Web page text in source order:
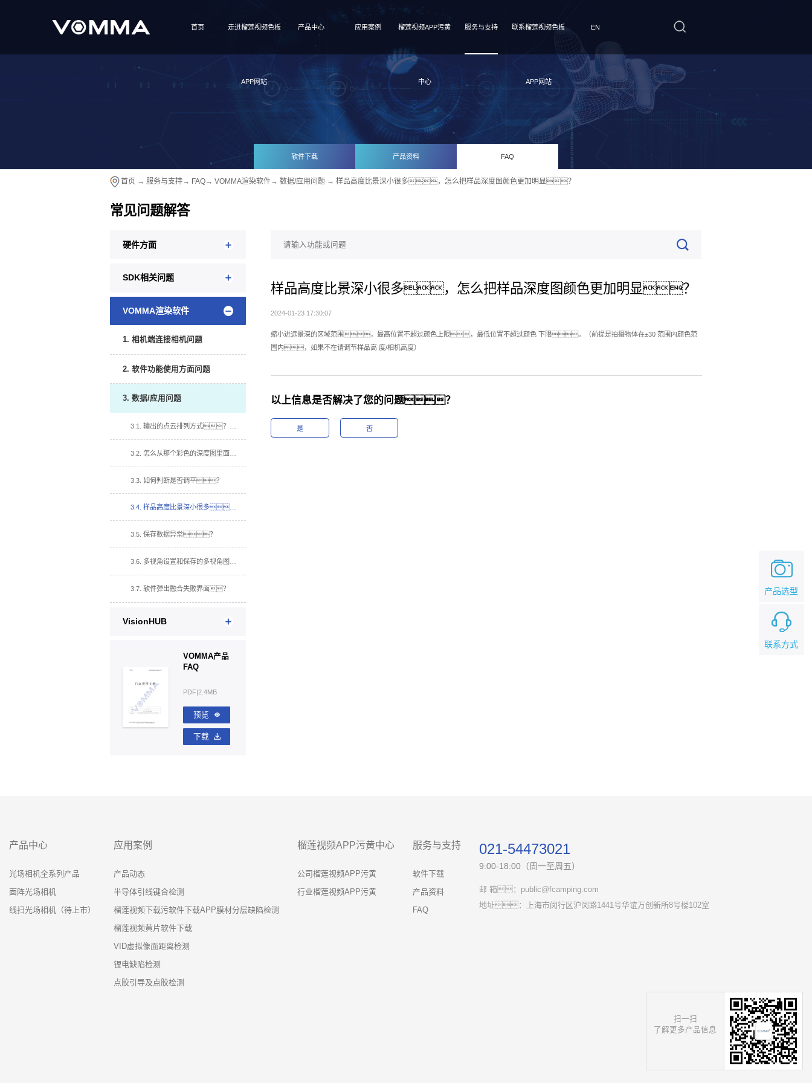
首页 走进榴莲视频色板
APP网站
产品中心 应用案例 榴莲视频APP污黄
中心
服务与支持 联系榴莲视频色板
APP网站
EN
软件下载 产品资料 FAQ
首页 → 服务与支持→ FAQ→ VOMMA渲染软件→ 数据/应用问题 → 样品高度比景深小很多，怎么把样品深度图颜色更加明显？
常见问题解答
硬件方面
SDK相关问题
VOMMA渲染软件
1. 相机端连接相机问题
2. 软件功能使用方面问题
3. 数据/应用问题
3.2. 怎么从那个彩色的深度图里面获取真实的深度？
3.3. 如何判断是否调平？
3.4. 样品高度比景深小很多，怎么把样品深度图颜色更加明显？
3.5. 保存数据异常？
3.7. 软件弹出融合失败界面？
VisionHUB
VOMMA产品
FAQ
PDF|2.4MB
预览
下载
样品高度比景深小很多，怎么把样品深度图颜色更加明显？
2024-01-23 17:30:07
缩小进远景深的区域范围，最高位置不超过颜色上限，最低位置不超过颜色 下限。（前提是拍摄物体在±30 范围内颜色范
围内，如果不在请调节样品高 度/相机高度）
以上信息是否解决了您的问题？
是 否
产品中心
光场相机全系列产品
面阵光场相机
线扫光场相机（待上市）
应用案例
产品动态
半导体引线键合检测
榴莲视频下载污软件下载APP膜材分层缺陷检测
榴莲视频黄片软件下载
VID虚拟像面距离检测
锂电缺陷检测
点胶引导及点胶检测
榴莲视频APP污黄中心
公司榴莲视频APP污黄
行业榴莲视频APP污黄
服务与支持
软件下载
产品资料
FAQ
021-54473021
9:00-18:00（周一至周五）
邮 箱：public@fcamping.com
地址：上海市闵行区沪闵路1441号华谊万创新所8号楼102室
扫一扫
了解更多产品信息
联系方式
产品选型